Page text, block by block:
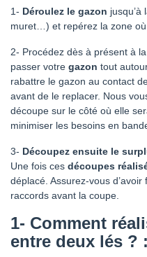
1- Déroulez le gazon jusqu’à
muret…) et repérez la zone où
2- Procédez dès à présent à la
passer votre gazon tout
rabattre le gazon au contact
avant de le replacer. Nous
découpe sur le côté où elle
minimiser les besoins en
3- Découpez ensuite le
Une fois ces découpes
déplacé. Assurez-vous
raccords avant la coupe.
1- Comment
entre deux lés ? :